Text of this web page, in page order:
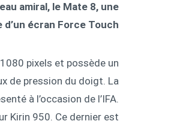
amiral, le Mate 8, une
écran Force Touch.
pixels et possède un
de pression du doigt. La
à l’occasion de l’IFA.
Kirin 950. Ce dernier est